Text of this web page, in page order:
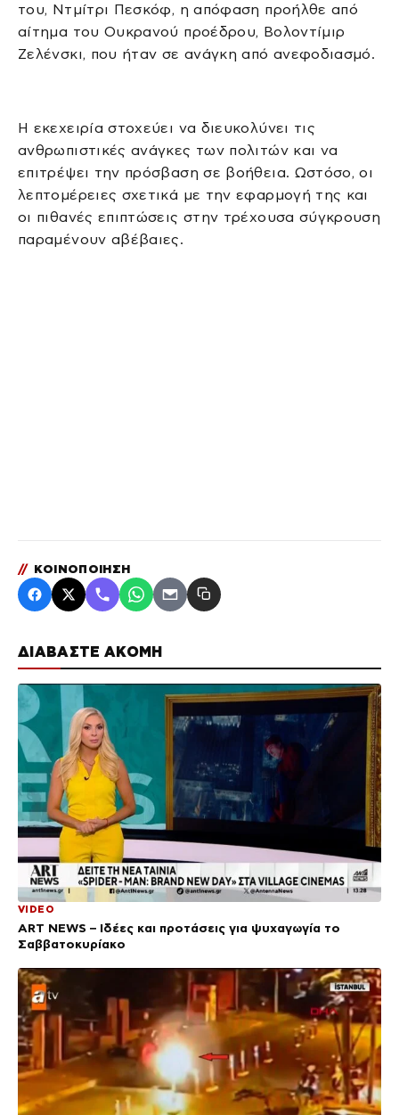
ΔΙΑΒΑΣΤΕ ΑΚΟΜΗ
VIDEO
ΑRT NEWS – Ιδέες και προτάσεις για ψυχαγωγία το
Σαββατοκυρίακο
του, Ντμίτρι Πεσκόφ, η απόφαση προήλθε από
αίτημα του Ουκρανού προέδρου, Βολοντίμιρ
Ζελένσκι, που ήταν σε ανάγκη από ανεφοδιασμό.
Η εκεχειρία στοχεύει να διευκολύνει τις
ανθρωπιστικές ανάγκες των πολιτών και να
επιτρέψει την πρόσβαση σε βοήθεια. Ωστόσο, οι
λεπτομέρειες σχετικά με την εφαρμογή της και
οι πιθανές επιπτώσεις στην τρέχουσα σύγκρουση
παραμένουν αβέβαιες.
// ΚΟΙΝΟΠΟΙΗΣΗ